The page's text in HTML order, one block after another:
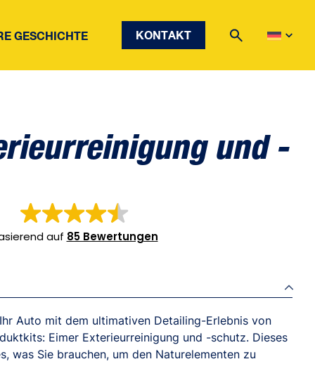
GESCHICHTE KONTAKT
und -
auf 85 Bewertungen
Auto mit dem ultimativen Detailing-Erlebnis von
Eimer Exterieurreinigung und -schutz. Dieses
was Sie brauchen, um den Naturelementen zu